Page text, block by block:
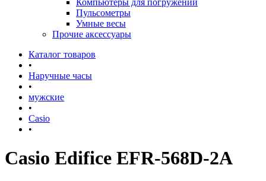
Компьютеры для погружений
Пульсометры
Умные весы
Прочие аксессуары
Каталог товаров
•
Наручные часы
•
мужские
•
Casio
•
Casio Edifice EFR-568D-2A